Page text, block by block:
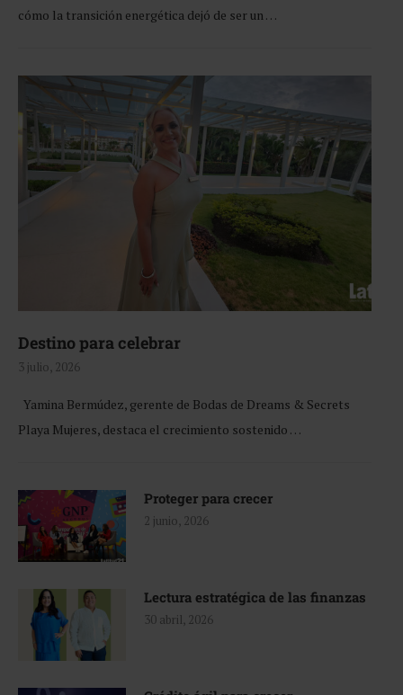
cómo la transición energética dejó de ser un …
Destino para celebrar
3 julio, 2026
Yamina Bermúdez, gerente de Bodas de Dreams & Secrets
Playa Mujeres, destaca el crecimiento sostenido …
Proteger para crecer
2 junio, 2026
Lectura estratégica de las finanzas
30 abril, 2026